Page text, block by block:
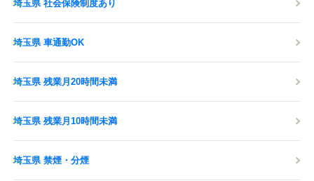
埼玉県 社会保険制度あり
埼玉県 車通勤OK
埼玉県 残業月20時間未満
埼玉県 残業月10時間未満
埼玉県 禁煙・分煙